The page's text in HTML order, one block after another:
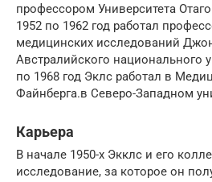
профессором Университета Отаго
1952 по 1962 год работал
медицинских исследований
Австралийского национального
по 1968 год Эклс работал в
Файнберга.в Северо-Западном
Карьера
В начале 1950-х Экклс и его
исследование, за которое он